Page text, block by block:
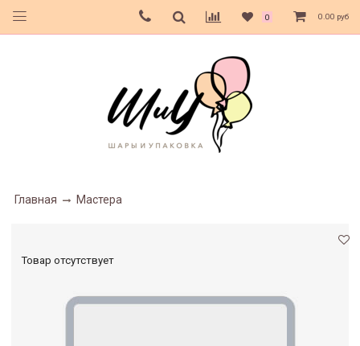
0 0.00 руб
Главная Мастера
Товар отсутствует